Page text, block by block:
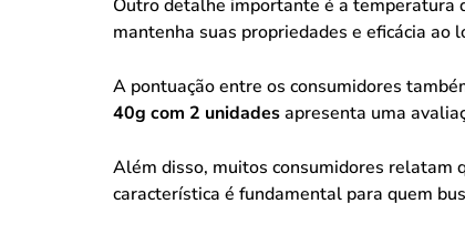
Outro detalhe importante é a temperatura
mantenha suas propriedades e eficácia
A pontuação entre os consumidores
40g com 2 unidadesapresenta uma
Além disso, muitos consumidores relatam
característica é fundamental para quem